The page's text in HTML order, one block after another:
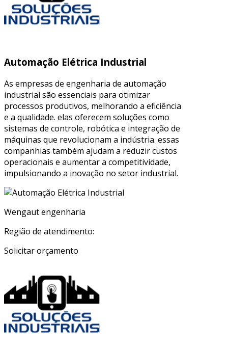
Automação Elétrica Industrial
As empresas de engenharia de automação
industrial são essenciais para otimizar
processos produtivos, melhorando a eficiência
e a qualidade. elas oferecem soluções como
sistemas de controle, robótica e integração de
máquinas que revolucionam a indústria. essas
companhias também ajudam a reduzir custos
operacionais e aumentar a competitividade,
impulsionando a inovação no setor industrial.
Wengaut engenharia
Região de atendimento:
Solicitar orçamento